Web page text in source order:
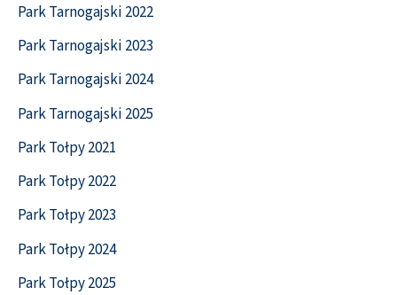
Park Tarnogajski 2022
Park Tarnogajski 2023
Park Tarnogajski 2024
Park Tarnogajski 2025
Park Tołpy 2021
Park Tołpy 2022
Park Tołpy 2023
Park Tołpy 2024
Park Tołpy 2025